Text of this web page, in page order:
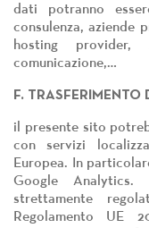
dati potranno
consulenza, aziende
hosting provider,
comunicazione,…
F. TRASFERIMENTO
il presente sito
con servizi
Europea. In
Google
strettamente
Regolamento UE